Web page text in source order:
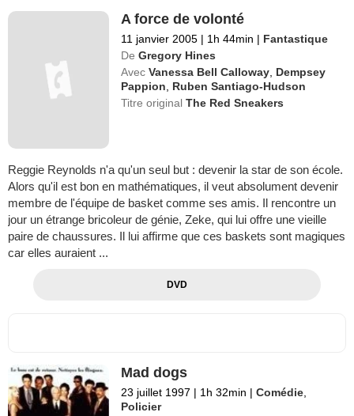
A force de volonté
11 janvier 2005 | 1h 44min | Fantastique
De Gregory Hines
Avec Vanessa Bell Calloway Dempsey
Pappion
Ruben Santiago-Hudson
Titre originalThe Red Sneakers
Reggie Reynolds n'a qu'un seul but : devenir la star de son école.
Alors qu'il est bon en mathématiques, il veut absolument devenir
membre de l'équipe de basket comme ses amis. Il rencontre un
jour un étrange bricoleur de génie, Zeke, qui lui offre une vieille
paire de chaussures. Il lui affirme que ces baskets sont magiques
car elles auraient ...
DVD
Mad dogs
23 juillet 1997 | 1h 32min | Comédie
Policier